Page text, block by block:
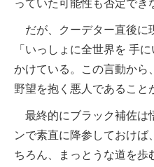
っていた可能性も否定でき
だが、クーデター直後に
「いっしょに全世界を 手
かけている。この言動から
野望を抱く悪人であること
最終的にブラック補佐は
ンで素直に降参しておけば
ちろん、まっとうな道を歩